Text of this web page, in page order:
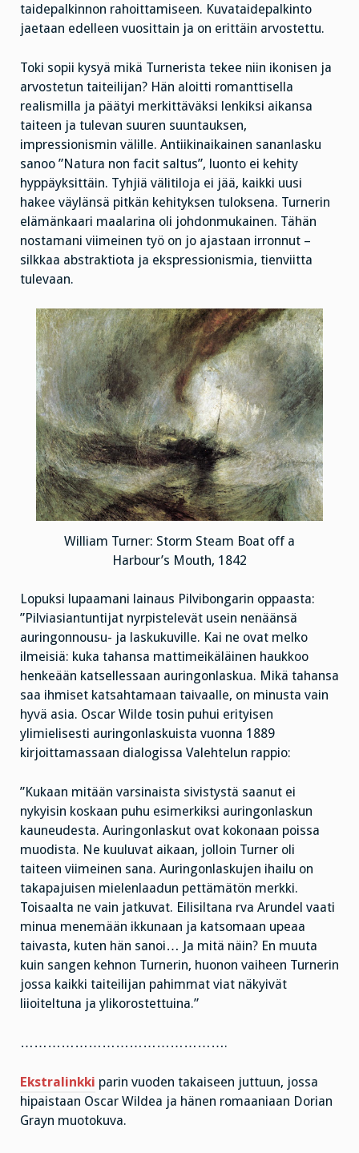
taidepalkinnon rahoittamiseen. Kuvataidepalkinto
jaetaan edelleen vuosittain ja on erittäin arvostettu.
Toki sopii kysyä mikä Turnerista tekee niin ikonisen ja
arvostetun taiteilijan? Hän aloitti romanttisella
realismilla ja päätyi merkittäväksi lenkiksi aikansa
taiteen ja tulevan suuren suuntauksen,
impressionismin välille. Antiikinaikainen sananlasku
sanoo ”Natura non facit saltus”, luonto ei kehity
hyppäyksittäin. Tyhjiä välitiloja ei jää, kaikki uusi
hakee väylänsä pitkän kehityksen tuloksena. Turnerin
elämänkaari maalarina oli johdonmukainen. Tähän
nostamani viimeinen työ on jo ajastaan irronnut –
silkkaa abstraktiota ja ekspressionismia, tienviitta
tulevaan.
William Turner: Storm Steam Boat off a
Harbour’s Mouth, 1842
Lopuksi lupaamani lainaus Pilvibongarin oppaasta:
”Pilviasiantuntijat nyrpistelevät usein nenäänsä
auringonnousu- ja laskukuville. Kai ne ovat melko
ilmeisiä: kuka tahansa mattimeikäläinen haukkoo
henkeään katsellessaan auringonlaskua. Mikä tahansa
saa ihmiset katsahtamaan taivaalle, on minusta vain
hyvä asia. Oscar Wilde tosin puhui erityisen
ylimielisesti auringonlaskuista vuonna 1889
kirjoittamassaan dialogissa Valehtelun rappio:
”Kukaan mitään varsinaista sivistystä saanut ei
nykyisin koskaan puhu esimerkiksi auringonlaskun
kauneudesta. Auringonlaskut ovat kokonaan poissa
muodista. Ne kuuluvat aikaan, jolloin Turner oli
taiteen viimeinen sana. Auringonlaskujen ihailu on
takapajuisen mielenlaadun pettämätön merkki.
Toisaalta ne vain jatkuvat. Eilisiltana rva Arundel vaati
minua menemään ikkunaan ja katsomaan upeaa
taivasta, kuten hän sanoi… Ja mitä näin? En muuta
kuin sangen kehnon Turnerin, huonon vaiheen Turnerin
jossa kaikki taiteilijan pahimmat viat näkyivät
liioiteltuna ja ylikorostettuina.”
……………………………………….
Ekstralinkki parin vuoden takaiseen juttuun, jossa
hipaistaan Oscar Wildea ja hänen romaaniaan Dorian
Grayn muotokuva.